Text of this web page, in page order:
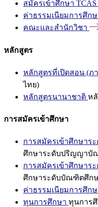
สมัครเข้าศึกษา TCAS
ค่าธรรมเนียมการศึก
คณะและสำนักวิชา
หลักสูตร
หลักสูตรที่เปิดสอน (ภ
ไทย)
หลักสูตรนานาชาติ ห
การสมัครเข้าศึกษา
การสมัครเข้าศึกษา
ศึกษาระดับปริญญาบั
การสมัครเข้าศึกษาร
ศึกษาระดับบัณฑิตศึก
ค่าธรรมเนียมการศึก
ทุนการศึกษา ทุนการ